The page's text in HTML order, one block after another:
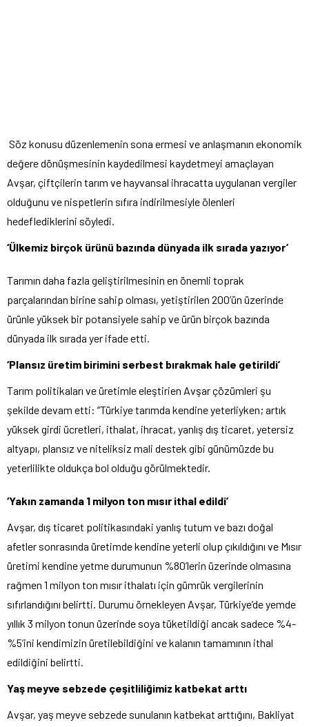
Söz konusu düzenlemenin sona ermesi ve anlaşmanın ekonomik
değere dönüşmesinin kaydedilmesi kaydetmeyi amaçlayan
Avşar, çiftçilerin tarım ve hayvansal ihracatta uygulanan vergiler
olduğunu ve nispetlerin sıfıra indirilmesiyle ölenleri
hedeflediklerini söyledi.
‘Ülkemiz birçok ürünü bazında dünyada ilk sırada yazıyor’
Tarımın daha fazla geliştirilmesinin en önemli toprak
parçalarından birine sahip olması, yetiştirilen 200’ün üzerinde
ürünle yüksek bir potansiyele sahip ve ürün birçok bazında
dünyada ilk sırada yer ifade etti.
‘Plansız üretim birimini serbest bırakmak hale getirildi’
Tarım politikaları ve üretimle eleştirien Avşar çözümleri şu
şekilde devam etti: “Türkiye tarımda kendine yeterliyken; artık
yüksek girdi ücretleri, ithalat, ihracat, yanlış dış ticaret, yetersiz
altyapı, plansız ve niteliksiz mali destek gibi günümüzde bu
yeterlilikte oldukça bol olduğu görülmektedir.
‘Yakın zamanda 1 milyon ton mısır ithal edildi’
Avşar, dış ticaret politikasındaki yanlış tutum ve bazı doğal
afetler sonrasında üretimde kendine yeterli olup çıkıldığını ve Mısır
üretimi kendine yetme durumunun %80’lerin üzerinde olmasına
rağmen 1 milyon ton mısır ithalatı için gümrük vergilerinin
sıfırlandığını belirtti. Durumu örnekleyen Avşar, Türkiye’de yemde
yıllık 3 milyon tonun üzerinde soya tüketildiği ancak sadece %4-
%5’ini kendimizin üretilebildiğini ve kalanın tamamının ithal
edildiğini belirtti.
Yaş meyve sebzede çeşitliliğimiz katbekat arttı
Avşar, yaş meyve sebzede sunulanın katbekat arttığını, Bakliyat